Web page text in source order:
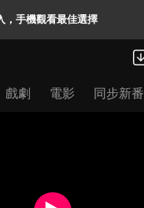
，手機觀看最佳選擇
戲劇 電影 同步新番